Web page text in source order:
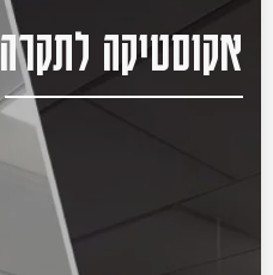
אקוסטיקה לתקרה